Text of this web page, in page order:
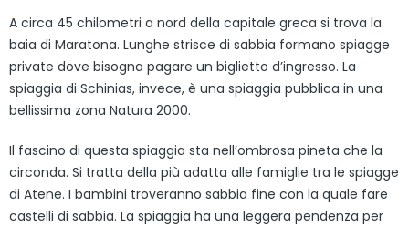
A circa 45 chilometri a nord della capitale greca si trova la
baia di Maratona. Lunghe strisce di sabbia formano spiagge
private dove bisogna pagare un biglietto d’ingresso. La
spiaggia di Schinias, invece, è una spiaggia pubblica in una
bellissima zona Natura 2000.
Il fascino di questa spiaggia sta nell’ombrosa pineta che la
circonda. Si tratta della più adatta alle famiglie tra le spiagge
di Atene. I bambini troveranno sabbia fine con la quale fare
castelli di sabbia. La spiaggia ha una leggera pendenza per